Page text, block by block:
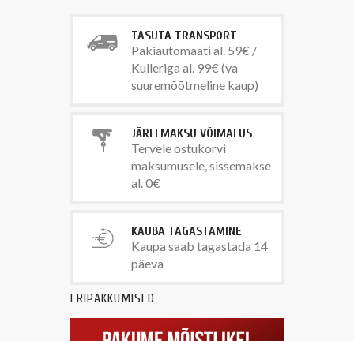
TASUTA TRANSPORT
Pakiautomaati al. 59€ /
Kulleriga al. 99€ (va
suuremõõtmeline kaup)
JÄRELMAKSU VÕIMALUS
Tervele ostukorvi
maksumusele, sissemakse
al. 0€
KAUBA TAGASTAMINE
Kaupa saab tagastada 14
päeva
ERIPAKKUMISED